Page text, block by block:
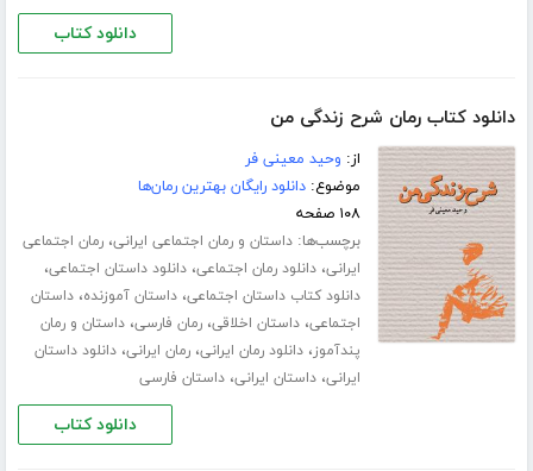
دانلود کتاب
دانلود کتاب رمان شرح زندگی من
از: وحید معینی فر
موضوع:دانلود رایگان بهترین رمان‌ها
۱۰۸ صفحه
برچسب‌ها:داستان و رمان اجتماعی ایرانی،رمان اجتماعی
ایرانی،دانلود رمان اجتماعی،دانلود داستان اجتماعی،
دانلود کتاب داستان اجتماعی،داستان آموزنده،داستان
اجتماعی،داستان اخلاقی،رمان فارسی،داستان و رمان
پندآموز،دانلود رمان ایرانی،رمان ایرانی،دانلود داستان
ایرانی،داستان ایرانی،داستان فارسی
دانلود کتاب